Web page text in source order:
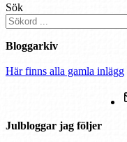
Sök
Bloggarkiv
Här finns alla gamla inlägg
Julbloggar jag följer